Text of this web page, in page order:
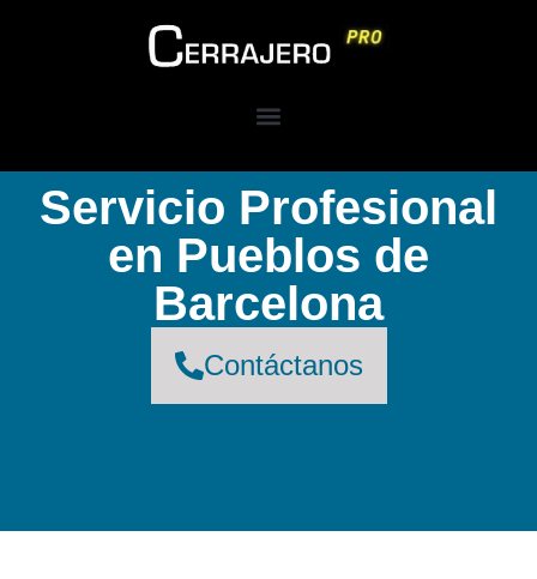
Servicio Profesional
en Pueblos de
Barcelona
Contáctanos